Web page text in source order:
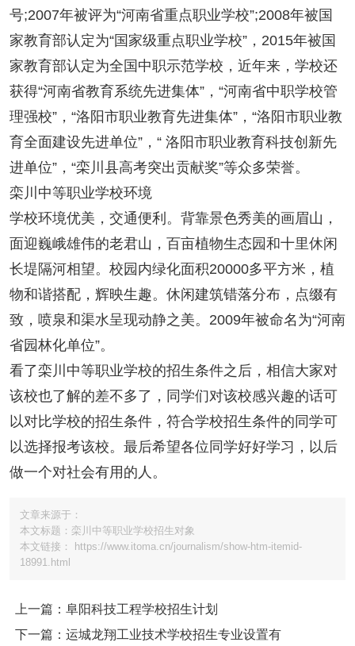
号;2007年被评为“河南省重点职业学校”;2008年被国
家教育部认定为“国家级重点职业学校”，2015年被国
家教育部认定为全国中职示范学校，近年来，学校还
获得“河南省教育系统先进集体”，“河南省中职学校管
理强校”，“洛阳市职业教育先进集体”，“洛阳市职业教
育全面建设先进单位”，“ 洛阳市职业教育科技创新先
进单位”，“栾川县高考突出贡献奖”等众多荣誉。
栾川中等职业学校环境
学校环境优美，交通便利。背靠景色秀美的画眉山，
面迎巍峨雄伟的老君山，百亩植物生态园和十里休闲
长堤隔河相望。校园内绿化面积20000多平方米，植
物和谐搭配，辉映生趣。休闲建筑错落分布，点缀有
致，喷泉和渠水呈现动静之美。2009年被命名为“河南
省园林化单位”。
看了栾川中等职业学校的招生条件之后，相信大家对
该校也了解的差不多了，同学们对该校感兴趣的话可
以对比学校的招生条件，符合学校招生条件的同学可
以选择报考该校。最后希望各位同学好好学习，以后
做一个对社会有用的人。
文章来源于：
本文标题：栾川中等职业学校招生对象
本文链接： https://www.itoma.cn/journalism/show-htm-itemid-
18991.html
上一篇：阜阳科技工程学校招生计划
下一篇：运城龙翔工业技术学校招生专业设置有